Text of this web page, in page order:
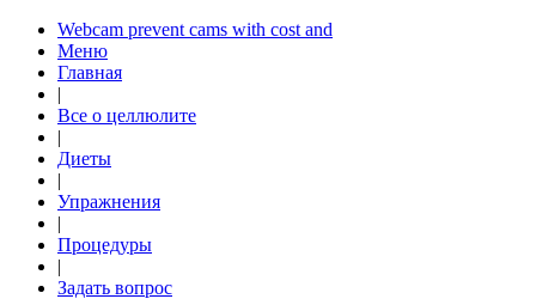
Webcam prevent cams with cost and
Меню
Главная
|
Все о целлюлите
|
Диеты
|
Упражнения
|
Процедуры
|
Задать вопрос